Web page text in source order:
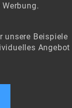
unsere Beispiele
Angebot